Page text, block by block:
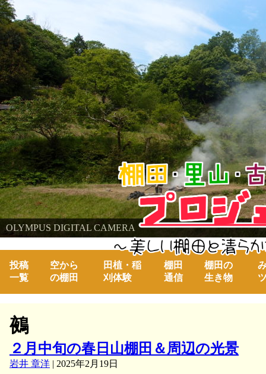
OLYMPUS DIGITAL CAMERA
～美しい棚田の自然と古代米～
棚田・里山・古代米・鮒プロジェクト
投稿
一覧
空から
の棚田
田植・稲
刈体験
棚田
通信
棚田の
生き物
鵺
２月中旬の春日山棚田＆周辺の光景
岩井 章洋 | 2025年2月19日